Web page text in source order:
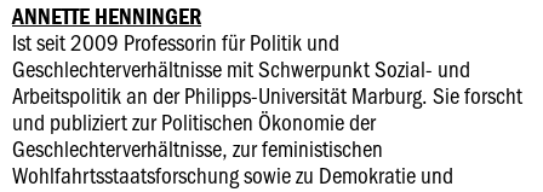
ANNETTE HENNINGER
Ist seit 2009 Professorin für Politik und
Geschlechterverhältnisse mit Schwerpunkt Sozial- und
Arbeitspolitik an der Philipps-Universität Marburg. Sie forscht
und publiziert zur Politischen Ökonomie der
Geschlechterverhältnisse, zur feministischen
Wohlfahrtsstaatsforschung sowie zu Demokratie und